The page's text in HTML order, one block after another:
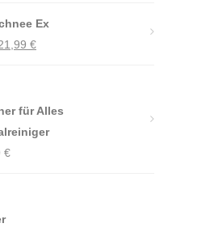
Ex
€
€Aktueller
21,99 €.
für Alles
€